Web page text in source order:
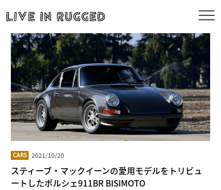
CARS 2021/10/20
スティーブ・マックイーンの愛用モデルをトリビュ
ートしたポルシェ911BR BISIMOTO